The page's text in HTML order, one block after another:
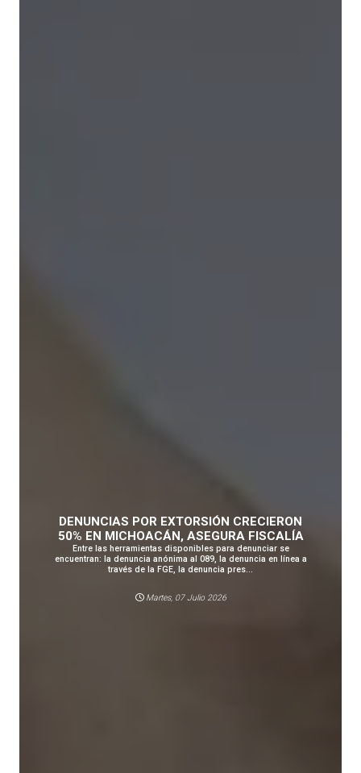
DENUNCIAS POR EXTORSIÓN CRECIERON
50% EN MICHOACÁN, ASEGURA FISCALÍA
Entre las herramientas disponibles para denunciar se
encuentran: la denuncia anónima al 089, la denuncia en línea a
través de la FGE, la denuncia pres...
Martes, 07 Julio 2026